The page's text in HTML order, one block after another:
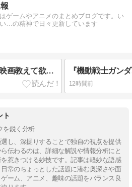
ゲームやアニメのまとめブログです。い
…の精神で日々更新しています
面白い単発モノのアニメ映画教えて欲しい
12時間前
ト
を鋭く分析
し、深掘りすることで独自の視点を提供
伝わるのは、詳細な解説や情報分析にと
惹きつける妙技です。記事は軽妙な語感
常のちょっとした話題に潜む奥深さや面
ーム、アニメ、趣味の話題をバランス良